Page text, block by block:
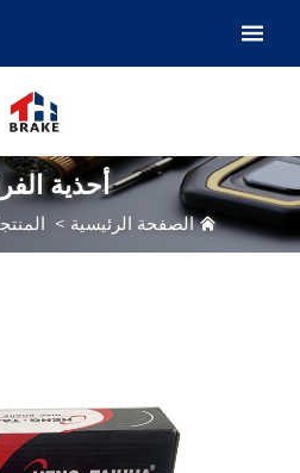
أحذية
الصفحة الرئيسية >